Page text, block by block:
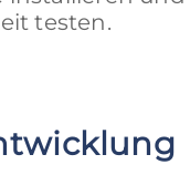
testen.